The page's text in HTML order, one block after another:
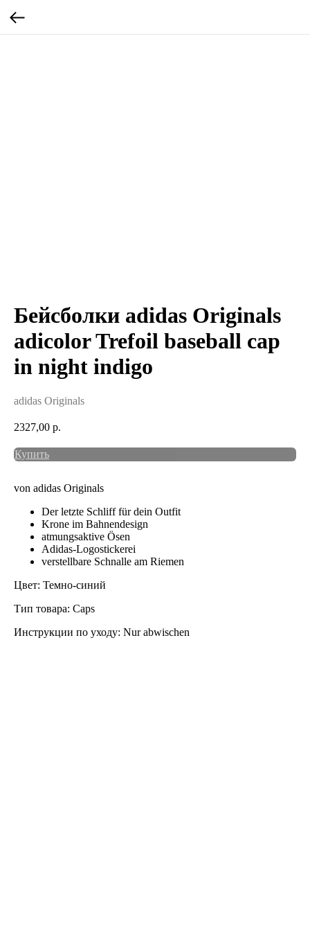
Бейсболки adidas Originals
adicolor Trefoil baseball cap
in night indigo
adidas Originals
2327,00 р.
Купить
von adidas Originals
Der letzte Schliff für dein Outfit
Krone im Bahnendesign
atmungsaktive Ösen
Adidas-Logostickerei
verstellbare Schnalle am Riemen
Цвет: Темно-синий
Тип товара: Caps
Инструкции по уходу: Nur abwischen